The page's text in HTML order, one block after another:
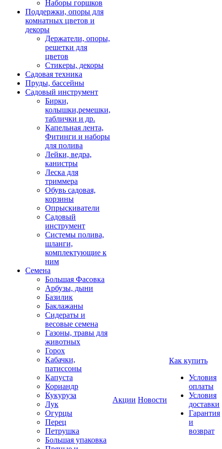
Наборы горшков
Поддержки, опоры для
комнатных цветов и
декоры
Держатели, опоры,
решетки для
цветов
Стикеры, декоры
Садовая техника
Пруды, бассейны
Садовый инструмент
Бирки,
колышки,ремешки,
таблички и др.
Капельная лента,
Фитинги и наборы
для полива
Лейки, ведра,
канистры
Леска для
триммера
Обувь садовая,
корзины
Опрыскиватели
Садовый
инструмент
Системы полива,
шланги,
комплектующие к
ним
Семена
Большая Фасовка
Арбузы, дыни
Базилик
Баклажаны
Сидераты и
весовые семена
Газоны, травы для
животных
Горох
Кабачки,
патиссоны
Капуста
Кориандр
Кукуруза
Лук
Огурцы
Перец
Петрушка
Большая упаковка
Акции Новости
Как купить
Условия
оплаты
Условия
доставки
Гарантия
и
возврат